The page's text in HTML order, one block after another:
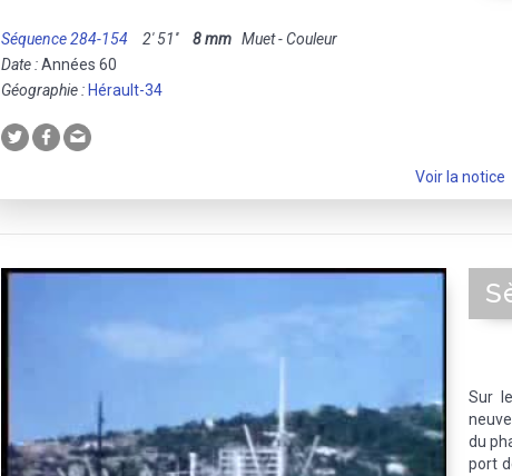
Séquence 284-154 2' 51'' 8 mm Muet - Couleur
Date :Années 60
Géographie : Hérault-34
Voir la notice
Sur
du
port